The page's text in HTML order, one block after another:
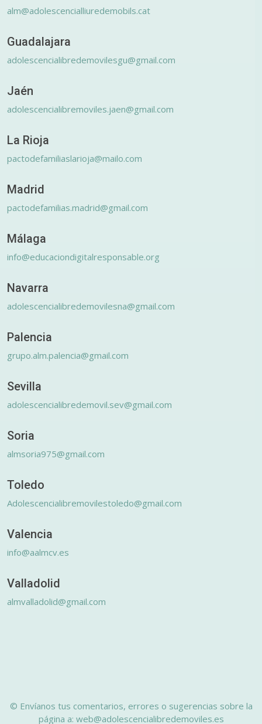
alm@adolescencialliuredemobils.cat
Guadalajara
adolescencialibredemovilesgu@gmail.com
Jaén
adolescencialibremoviles.jaen@gmail.com
La Rioja
pactodefamiliaslarioja@mailo.com
Madrid
pactodefamilias.madrid@gmail.com
Málaga
info@educaciondigitalresponsable.org
Navarra
adolescencialibredemovilesna@gmail.com
Palencia
grupo.alm.palencia@gmail.com
Sevilla
adolescencialibredemovil.sev@gmail.com
Soria
almsoria975@gmail.com
Toledo
Adolescencialibremovilestoledo@gmail.com
Valencia
info@aalmcv.es
Valladolid
almvalladolid@gmail.com
© Envíanos tus comentarios, errores o sugerencias sobre la
página a: web@adolescencialibredemoviles.es